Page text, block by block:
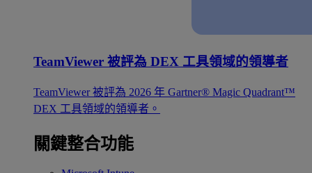
TeamViewer 被評為 DEX 工具領域的領導者
TeamViewer 被評為 2026 年 Gartner® Magic Quadrant™
DEX 工具領域的領導者。
關鍵整合功能